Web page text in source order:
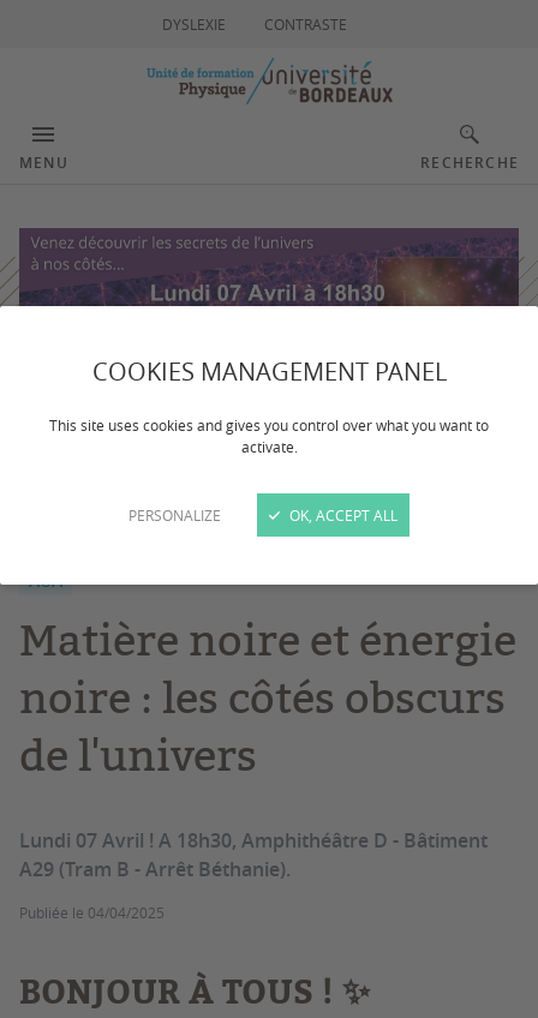
COOKIES MANAGEMENT PANEL
This site uses cookies and gives you control over what you want to
activate.
PERSONALIZE OK, ACCEPT ALL
DYSLEXIE CONTRASTE
MENU RECHERCHE
AUA
Matière noire et énergie
noire : les côtés obscurs
de l'univers
Lundi 07 Avril ! A 18h30, Amphithéâtre D - Bâtiment
A29 (Tram B - Arrêt Béthanie).
Publiée le 04/04/2025
BONJOUR À TOUS ! ✨